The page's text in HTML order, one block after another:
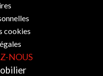
cookies
NOUS